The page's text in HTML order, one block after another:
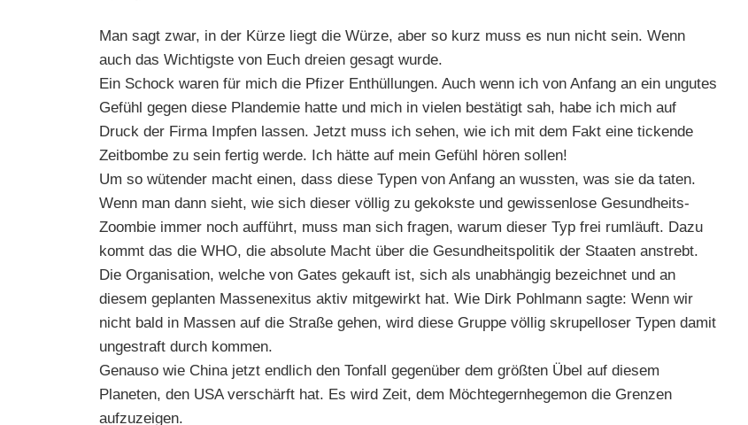
Man sagt zwar, in der Kürze liegt die Würze, aber so kurz muss es nun nicht sein. Wenn
auch das Wichtigste von Euch dreien gesagt wurde.
Ein Schock waren für mich die Pfizer Enthüllungen. Auch wenn ich von Anfang an ein ungutes
Gefühl gegen diese Plandemie hatte und mich in vielen bestätigt sah, habe ich mich auf
Druck der Firma Impfen lassen. Jetzt muss ich sehen, wie ich mit dem Fakt eine tickende
Zeitbombe zu sein fertig werde. Ich hätte auf mein Gefühl hören sollen!
Um so wütender macht einen, dass diese Typen von Anfang an wussten, was sie da taten.
Wenn man dann sieht, wie sich dieser völlig zu gekokste und gewissenlose Gesundheits-
Zoombie immer noch aufführt, muss man sich fragen, warum dieser Typ frei rumläuft. Dazu
kommt das die WHO, die absolute Macht über die Gesundheitspolitik der Staaten anstrebt.
Die Organisation, welche von Gates gekauft ist, sich als unabhängig bezeichnet und an
diesem geplanten Massenexitus aktiv mitgewirkt hat. Wie Dirk Pohlmann sagte: Wenn wir
nicht bald in Massen auf die Straße gehen, wird diese Gruppe völlig skrupelloser Typen damit
ungestraft durch kommen.
Genauso wie China jetzt endlich den Tonfall gegenüber dem größten Übel auf diesem
Planeten, den USA verschärft hat. Es wird Zeit, dem Möchtegernhegemon die Grenzen
aufzuzeigen.